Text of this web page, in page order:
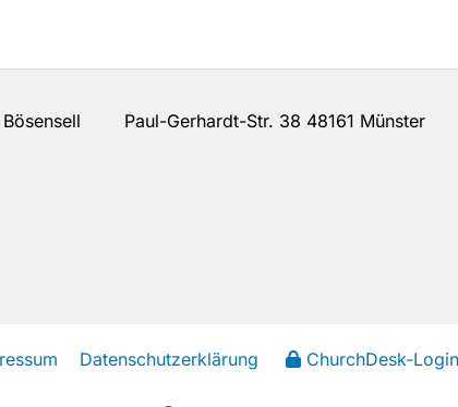
Bösensell Paul-Gerhardt-Str. 38 48161 Münster
Datenschutzerklärung ChurchDesk-Login